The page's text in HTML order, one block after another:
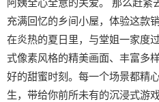
充满回忆的乡间小屋，体验这款
在炎热的夏日里，与堂姐一家度
式像素风格的精美画面、丰富多
好的甜蜜时刻。每一个场景都精
生，带给你前所未有的沉浸式游戏